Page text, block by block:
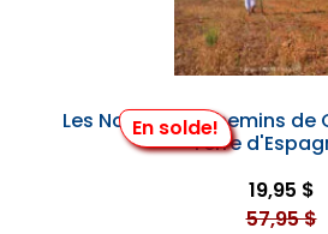
En solde!
Les Nouveaux Chemins
Terre
19,95 $
57,95 $